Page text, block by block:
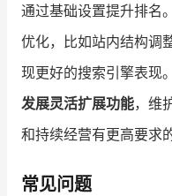
通过基础设置提升排名
优化，比如站内结构调
现更好的搜索引擎表现
发展灵活扩展功能，维
和持续经营有更高要求
常见问题